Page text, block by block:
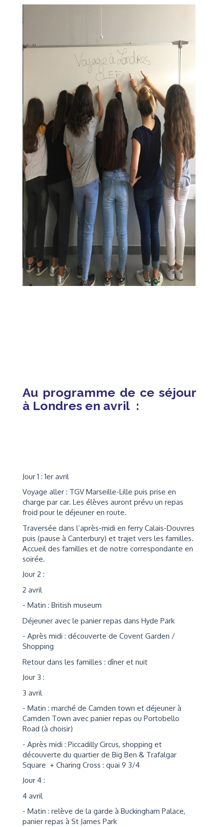
Au programme de ce séjour
à Londres en avril :
Jour 1 : 1er avril
Voyage aller : TGV Marseille-Lille puis prise en
charge par car. Les élèves auront prévu un repas
froid pour le déjeuner en route.
Traversée dans l’après-midi en ferry Calais-Douvres
puis (pause à Canterbury) et trajet vers les familles.
Accueil des familles et de notre correspondante en
soirée.
Jour 2 :
2 avril
- Matin : British museum
Déjeuner avec le panier repas dans Hyde Park
- Après midi : découverte de Covent Garden /
Shopping
Retour dans les familles : dîner et nuit
Jour 3 :
3 avril
- Matin : marché de Camden town et déjeuner à
Camden Town avec panier repas ou Portobello
Road (à choisir)
- Après midi : Piccadilly Circus, shopping et
découverte du quartier de Big Ben & Trafalgar
Square + Charing Cross : quai 9 3/4
Jour 4 :
4 avril
- Matin : relève de la garde à Buckingham Palace,
panier repas à St James Park